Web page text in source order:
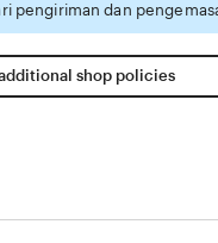
pengiriman dan
shop policies